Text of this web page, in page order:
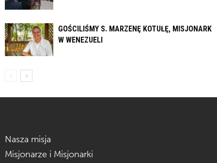
GOŚCILIŚMY S. MARZENĘ KOTUŁĘ, MISJONARKĘ
W WENEZUELI
Nasza misja
Misjonarze i Misjonarki